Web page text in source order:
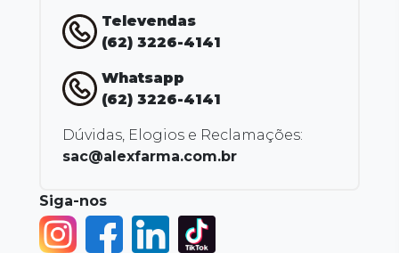
Televendas
(62) 3226-4141
Whatsapp
(62) 3226-4141
Dúvidas, Elogios e Reclamações:
sac@alexfarma.com.br
Siga-nos